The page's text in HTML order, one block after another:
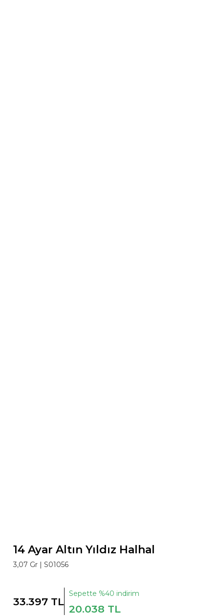
14 Ayar Altın Yıldız Halhal
3,07 Gr | S01056
33.397 TL
Sepette %40 indirim
20.038 TL